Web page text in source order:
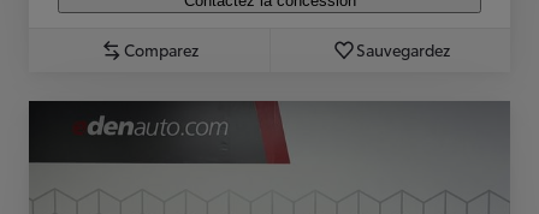
Comparez Sauvegardez